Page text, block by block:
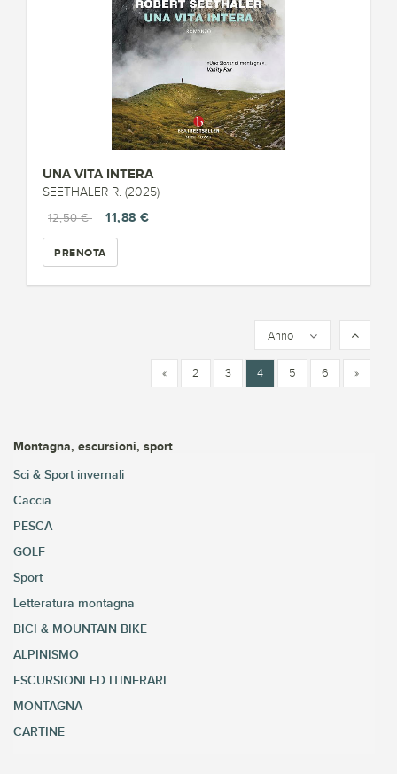
UNA VITA INTERA
SEETHALER R. (2025)
12,50 €
11,88 €
PRENOTA
Anno
« 2 3 4 5 6 »
Montagna, escursioni, sport
Sci & Sport invernali
Caccia
PESCA
GOLF
Sport
Letteratura montagna
BICI & MOUNTAIN BIKE
ALPINISMO
ESCURSIONI ED ITINERARI
MONTAGNA
CARTINE